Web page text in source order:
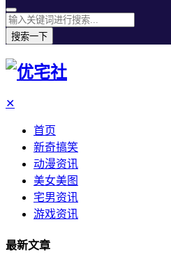
搜索一下
✕
首页
新奇搞笑
动漫资讯
美女美图
宅男资讯
游戏资讯
最新文章